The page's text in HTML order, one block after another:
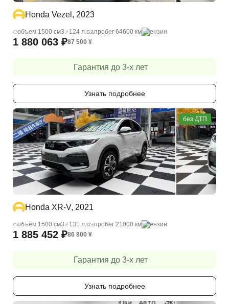
Honda Vezel, 2023
объем 1500 cм3 124 л.с пробег 64600 км бензин
1 880 063 ₽87 500 ¥
Гарантия до 3-х лет
Узнать подробнее
без ДТП
Honda XR-V, 2021
объем 1500 cм3 131 л.с пробег 21000 км бензин
1 885 452 ₽86 800 ¥
Гарантия до 3-х лет
Узнать подробнее